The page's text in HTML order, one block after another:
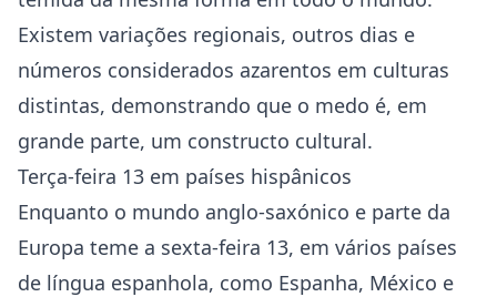
Existem variações regionais, outros dias e
números considerados azarentos em culturas
distintas, demonstrando que o medo é, em
grande parte, um constructo cultural.
Terça-feira 13 em países hispânicos
Enquanto o mundo anglo-saxónico e parte da
Europa teme a sexta-feira 13, em vários países
de língua espanhola, como Espanha, México e